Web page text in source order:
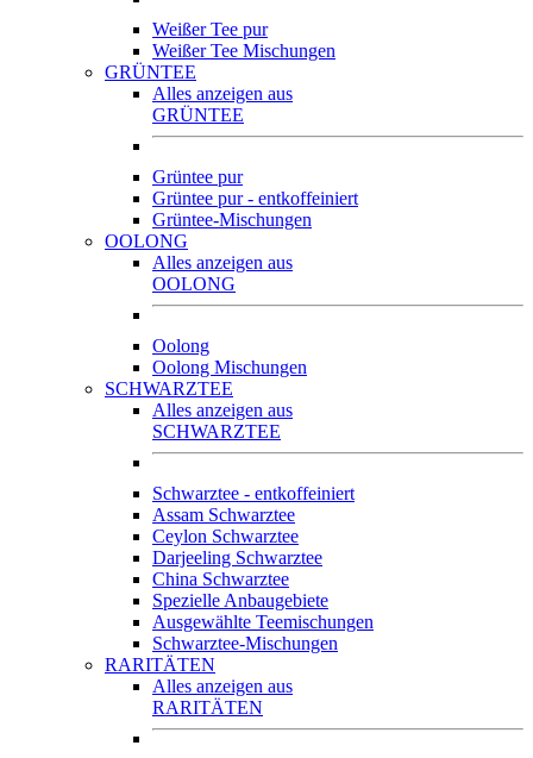
Weißer Tee pur
Weißer Tee Mischungen
GRÜNTEE
Alles anzeigen aus
GRÜNTEE
Grüntee pur
Grüntee pur - entkoffeiniert
Grüntee-Mischungen
OOLONG
Alles anzeigen aus
OOLONG
Oolong
Oolong Mischungen
SCHWARZTEE
Alles anzeigen aus
SCHWARZTEE
Schwarztee - entkoffeiniert
Assam Schwarztee
Ceylon Schwarztee
Darjeeling Schwarztee
China Schwarztee
Spezielle Anbaugebiete
Ausgewählte Teemischungen
Schwarztee-Mischungen
RARITÄTEN
Alles anzeigen aus
RARITÄTEN